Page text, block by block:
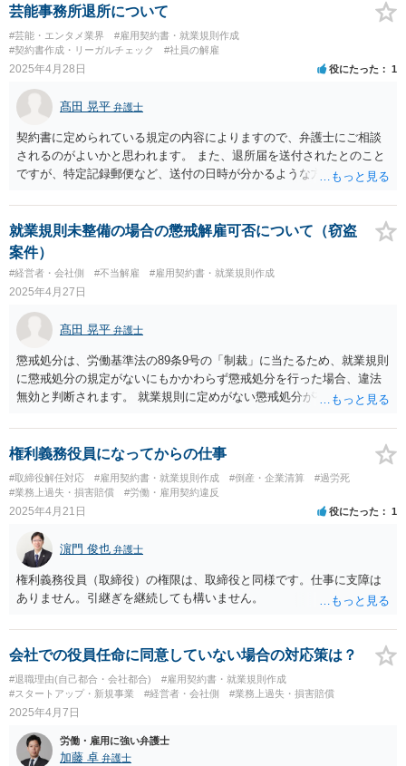
ます。
芸能事務所退所について
#芸能・エンタメ業界
#雇用契約書・就業規則作成
#契約書作成・リーガルチェック
#社員の解雇
2025年4月28日 役にたった 1
髙田 晃平 弁護士
契約書に定められている規定の内容によりますので、弁護士にご相談
されるのがよいかと思われます。 また、退所届を送付されたとのこと
ですが、特定記録郵便など、送付の日時が分かるような方法で投稿さ
ら、後々退所を巡りトラブルになる可能性も想定されます。 加えて、
別事務所のアイドルオーディションについても、契約書の規定内容に
よって、違反するかどうかが変わりますので、ご記載いただいた内容
のみでの判断は難しいというところです。
就業規則未整備の場合の懲戒解雇可否について（窃盗
案件）
#経営者・会社側 #不当解雇 #雇用契約書・就業規則作成
2025年4月27日
髙田 晃平 弁護士
懲戒処分は、労働基準法の89条9号の「制裁」に当たるため、就業規則
に懲戒処分の規定がないにもかかわらず懲戒処分を行った場合、違法
無効と判断されます。 就業規則に定めがない懲戒処分が有効になるこ
権利義務役員になってからの仕事
#取締役解任対応 #雇用契約書・就業規則作成 #倒産・企業清算
#過労死
#業務上過失・損害賠償
#労働・雇用契約違反
2025年4月21日 役にたった 1
濵門 俊也 弁護士
権利義務役員（取締役）の権限は、取締役と同様です。仕事に支障は
ありません。引継ぎを継続しても構いません。
会社での役員任命に同意していない場合の対応策は？
#退職理由(自己都合・会社都合)
#雇用契約書・就業規則作成
#スタートアップ・新規事業
#経営者・会社側 #業務上過失・損害賠償
2025年4月7日
労働・雇用に強い弁護士
加藤 卓 弁護士